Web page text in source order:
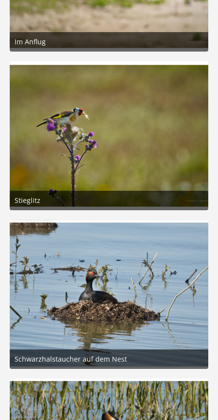
Im Anflug
26. Juni 2026 um 17:26
Stieglitz
26. Juni 2026 um 16:53
Schwarzhalstaucher auf dem Nest
7. Juni 2026 um 12:01